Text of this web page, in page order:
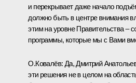
и перекрывает даже начало
должно быть в центре внимания
этим на уровне Правительства –
программы, которые мы с Вами
О.Ковалёв: Да, Дмитрий
эти решения не в целом на